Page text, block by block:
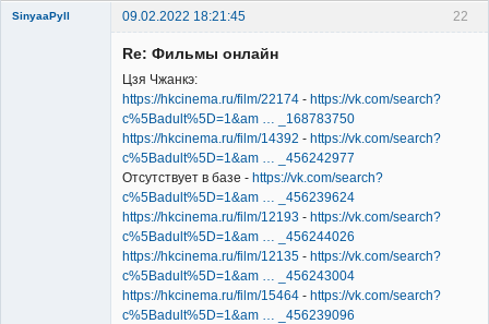
22
SinyaaPyll 09.02.2022 18:21:45
Re: Фильмы онлайн
Цзя Чжанкэ:
https://hkcinema.ru/film/22174 - https://vk.com/search?
c%5Badult%5D=1&am … _168783750
https://hkcinema.ru/film/14392 - https://vk.com/search?
c%5Badult%5D=1&am … _456242977
Отсутствует в базе - https://vk.com/search?
c%5Badult%5D=1&am … _456239624
https://hkcinema.ru/film/12193 - https://vk.com/search?
c%5Badult%5D=1&am … _456244026
https://hkcinema.ru/film/12135 - https://vk.com/search?
c%5Badult%5D=1&am … _456243004
https://hkcinema.ru/film/15464 - https://vk.com/search?
c%5Badult%5D=1&am … _456239096